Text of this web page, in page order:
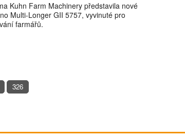
Kuhn Farm Machinery představila nové
Multi-Longer GII 5757, vyvinuté pro
farmářů.
326